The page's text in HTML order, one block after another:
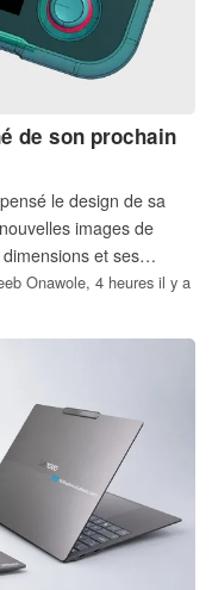
de son prochain
le design de sa
images de
et ses
émettent encore
Onawole, 4 heures il y a